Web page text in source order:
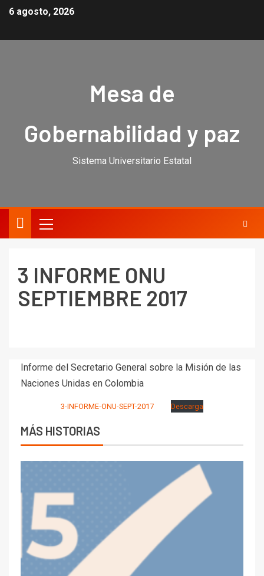
6 agosto, 2026
Mesa de
Gobernabilidad y paz
Sistema Universitario Estatal
3 INFORME ONU
SEPTIEMBRE 2017
Informe del Secretario General sobre la Misión de las
Naciones Unidas en Colombia
3-INFORME-ONU-SEPT-2017 Descarga
MÁS HISTORIAS